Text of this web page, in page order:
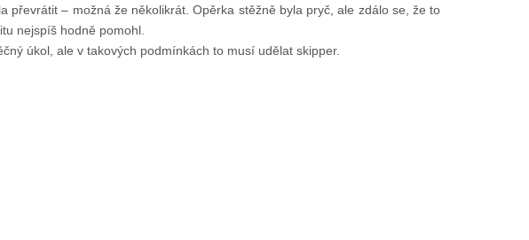
– možná že několikrát. Opěrka stěžně byla pryč, ale zdálo se, že to
nejspíš hodně pomohl.
úkol, ale v takových podmínkách to musí udělat skipper.